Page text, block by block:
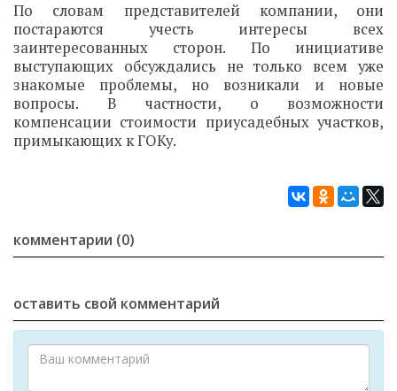
По словам представителей компании, они
постараются учесть интересы всех
заинтересованных сторон. По инициативе
выступающих обсуждались не только всем уже
знакомые проблемы, но возникали и новые
вопросы. В частности, о возможности
компенсации стоимости приусадебных участков,
примыкающих к ГОКу.
комментарии (0)
оставить свой комментарий